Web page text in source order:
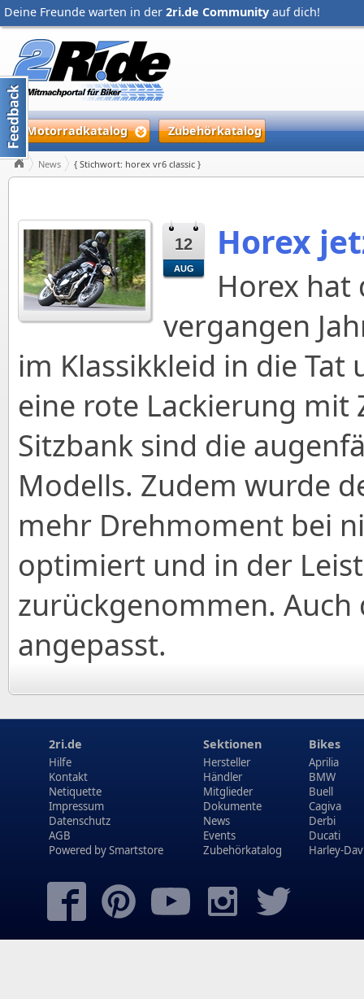
Deine Freunde warten in der 2ri.de Community auf dich!
Motorradkatalog Zubehörkatalog
News { Stichwort: horex vr6 classic }
12
AUG
Horex
Horex
vergangen
im Klassikkleid in die Tat
eine rote Lackierung mit
Sitzbank sind die
Modells. Zudem wurde
mehr Drehmoment bei
optimiert und in der
zurückgenommen.
angepasst.
2ri.de
Hilfe
Kontakt
Netiquette
Impressum
Datenschutz
AGB
Powered bySmartstore
Sektionen
Hersteller
Händler
Mitglieder
Dokumente
News
Events
Zubehörkatalog
Bikes
Aprilia
BMW
Buell
Cagiva
Derbi
Ducati
Harley-